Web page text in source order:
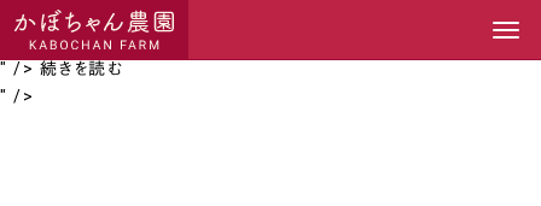
続きを読む
続きを読む
" />続きを読む
" />